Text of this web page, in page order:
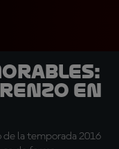
en
de la temporada 2016